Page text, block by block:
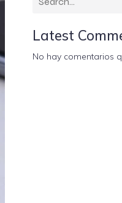
Latest
No hay comentarios